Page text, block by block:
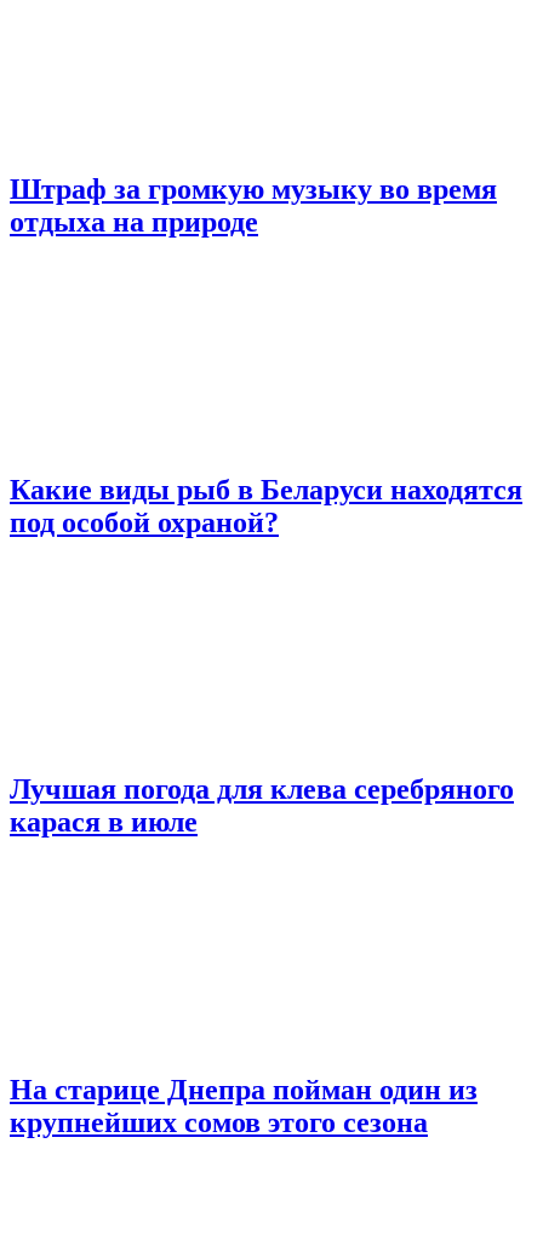
Штраф за громкую музыку во время
отдыха на природе
Какие виды рыб в Беларуси находятся
под особой охраной?
Лучшая погода для клева серебряного
карася в июле
На старице Днепра пойман один из
крупнейших сомов этого сезона